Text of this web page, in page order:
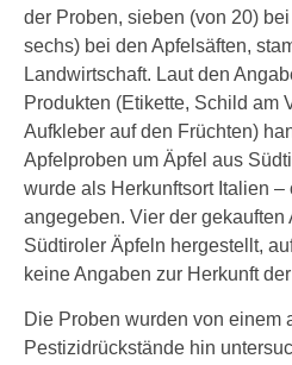
der Proben, sieben (von 20)
sechs) bei den Apfelsäften,
Landwirtschaft. Laut den
Produkten (Etikette, Schild am
Aufkleber auf den Früchten)
Apfelproben um Äpfel aus
wurde als Herkunftsort Italien
angegeben. Vier der gekauften
Südtiroler Äpfeln hergestellt,
keine Angaben zur Herkunft
Die Proben wurden von einem
Pestizidrückstände hin